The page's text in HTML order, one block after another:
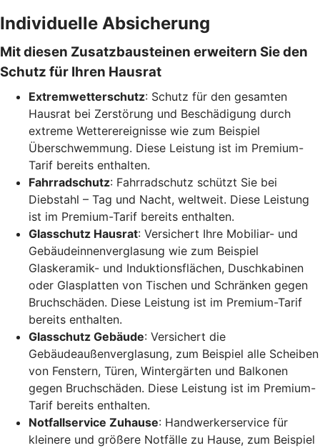
Individuelle Absicherung
Mit diesen Zusatzbausteinen erweitern Sie den
Schutz für Ihren Hausrat
Extremwetterschutz: Schutz für den gesamten
Hausrat bei Zerstörung und Beschädigung durch
extreme Wetterereignisse wie zum Beispiel
Überschwemmung. Diese Leistung ist im Premium-
Tarif bereits enthalten.
Fahrradschutz: Fahrradschutz schützt Sie bei
Diebstahl – Tag und Nacht, weltweit. Diese Leistung
ist im Premium-Tarif bereits enthalten.
Glasschutz Hausrat: Versichert Ihre Mobiliar- und
Gebäudeinnenverglasung wie zum Beispiel
Glaskeramik- und Induktionsflächen, Duschkabinen
oder Glasplatten von Tischen und Schränken gegen
Bruchschäden. Diese Leistung ist im Premium-Tarif
bereits enthalten.
Glasschutz Gebäude: Versichert die
Gebäudeaußenverglasung, zum Beispiel alle Scheiben
von Fenstern, Türen, Wintergärten und Balkonen
gegen Bruchschäden. Diese Leistung ist im Premium-
Tarif bereits enthalten.
Notfallservice Zuhause: Handwerkerservice für
kleinere und größere Notfälle zu Hause, zum Beispiel